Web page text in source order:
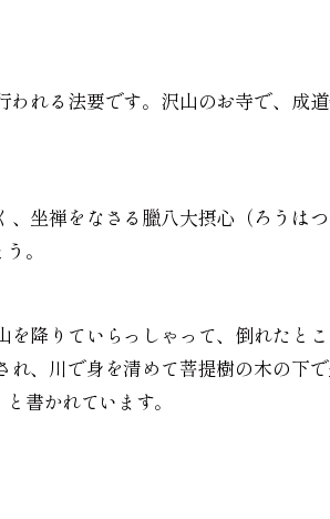
れる法要です。沢山のお寺で、成
坐禅をなさる臘八大摂心（ろうは
。
降りていらっしゃって、倒れたとこ
、川で身を清めて菩提樹の木の下
書かれています。